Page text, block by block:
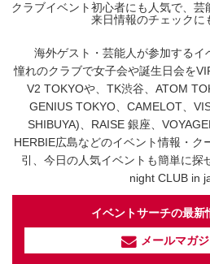
クラブイベント初心者にも人気で、
来日情報のチェックに
海外ゲスト・芸能人が参加するイ
憧れのクラブで女子会や誕生日会を
V2 TOKYOや、TK渋谷、ATOM
GENIUS TOKYO、CAMELOT、
SHIBUYA)、RAISE 銀座、
HERBIE広島などのイベント情報・ク
引、今日の人気イベントも簡単に探
night CLUB in
イベントサーチの最新
メールマガ